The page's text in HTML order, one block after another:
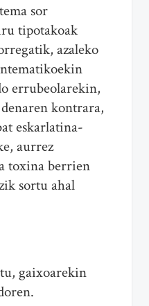
sor
tipotakoak
azaleko
errubeolarekin,
kontrara,
eskarlatina-
aurrez
toxina berrien
sortu ahal
gaixoarekin